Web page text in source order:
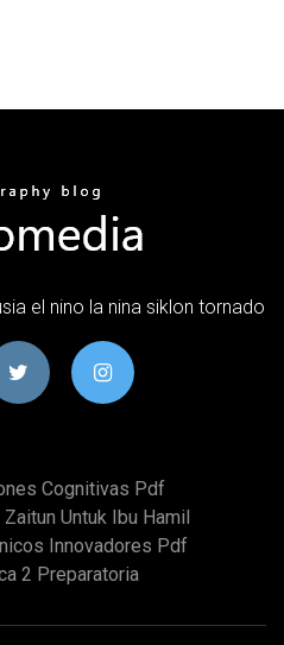
el nino la nina siklon tornado
Cognitivas Pdf
Untuk Ibu Hamil
Innovadores Pdf
2 Preparatoria